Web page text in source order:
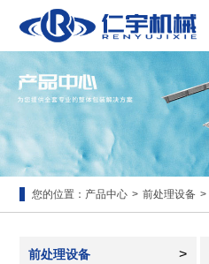
您的位置： 产品中心 > 前处理设备 >
前处理设备 >